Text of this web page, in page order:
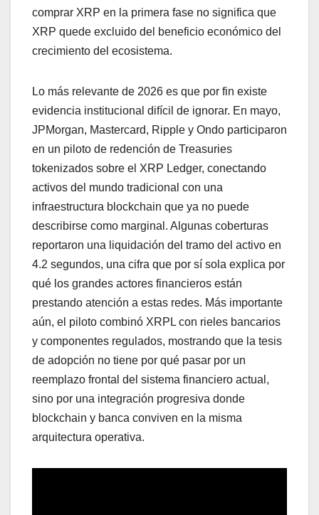
comprar XRP en la primera fase no significa que
XRP quede excluido del beneficio económico del
crecimiento del ecosistema.
Lo más relevante de 2026 es que por fin existe
evidencia institucional difícil de ignorar. En mayo,
JPMorgan, Mastercard, Ripple y Ondo participaron
en un piloto de redención de Treasuries
tokenizados sobre el XRP Ledger, conectando
activos del mundo tradicional con una
infraestructura blockchain que ya no puede
describirse como marginal. Algunas coberturas
reportaron una liquidación del tramo del activo en
4.2 segundos, una cifra que por sí sola explica por
qué los grandes actores financieros están
prestando atención a estas redes. Más importante
aún, el piloto combinó XRPL con rieles bancarios
y componentes regulados, mostrando que la tesis
de adopción no tiene por qué pasar por un
reemplazo frontal del sistema financiero actual,
sino por una integración progresiva donde
blockchain y banca conviven en la misma
arquitectura operativa.